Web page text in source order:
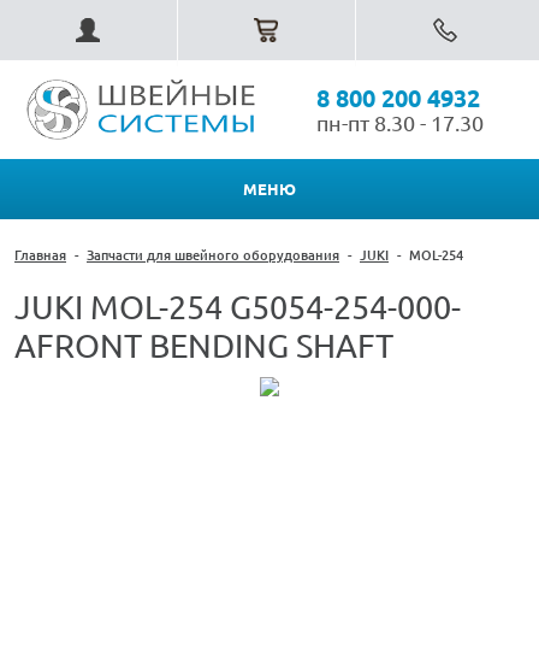
8 800 200 4932
пн-пт 8.30 - 17.30
МЕНЮ
Главная - Запчасти для швейного оборудования - JUKI - MOL-254
JUKI MOL-254 G5054-254-000-
AFRONT BENDING SHAFT